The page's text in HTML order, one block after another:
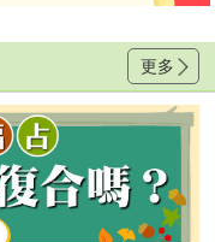
更多